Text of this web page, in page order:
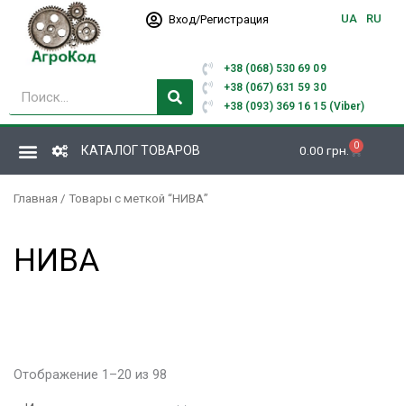
Перейти
содержимому
Вход/Регистрация UA RU
Поиск
+38 (068) 530 69 09
+38 (067) 631 59 30
+38 (093) 369 16 15 (Viber)
КАТАЛОГ ТОВАРОВ 0.00 грн. 0
Корзина
Главная / Товары с меткой “НИВА”
НИВА
Отображение 1–20 из 98